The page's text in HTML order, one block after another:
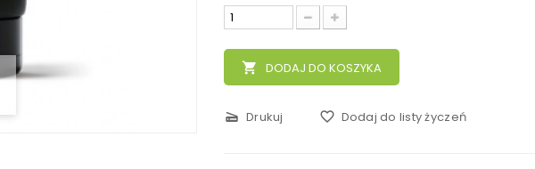
local_grocery_store DODAJ DO KOSZYKA
scanner Drukuj favorite_border Dodaj do listy życzeń